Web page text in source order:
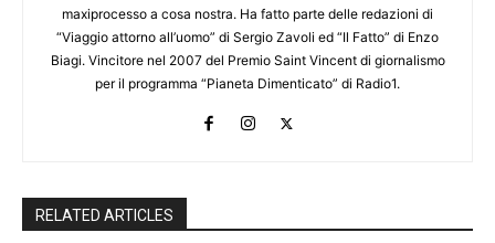
maxiprocesso a cosa nostra. Ha fatto parte delle redazioni di
“Viaggio attorno all’uomo” di Sergio Zavoli ed “Il Fatto” di Enzo
Biagi. Vincitore nel 2007 del Premio Saint Vincent di giornalismo
per il programma “Pianeta Dimenticato” di Radio1.
RELATED ARTICLES